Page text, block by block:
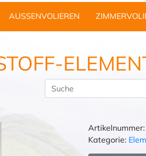
AUSSENVOLIEREN
Kategorie: